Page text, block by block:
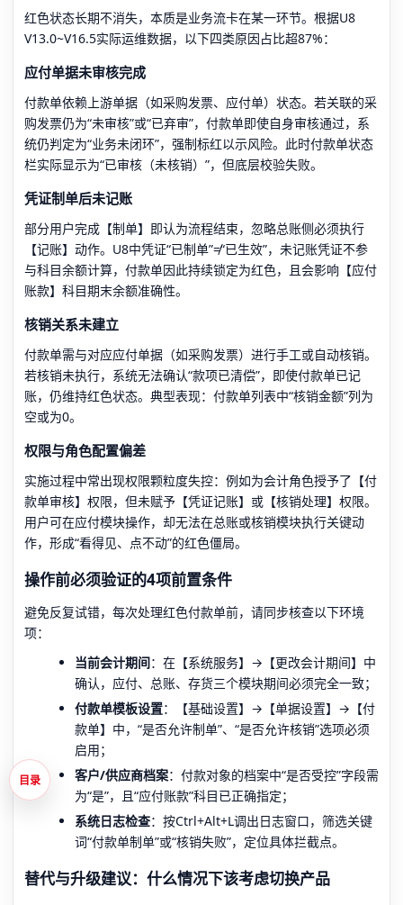
红色状态长期不消失，本质是业务流卡在某一环节。根据U8
V13.0~V16.5实际运维数据，以下四类原因占比超87%：
应付单据未审核完成
付款单依赖上游单据（如采购发票、应付单）状态。若关联的采
购发票仍为“未审核”或“已弃审”，付款单即使自身审核通过，系
统仍判定为“业务未闭环”，强制标红以示风险。此时付款单状态
栏实际显示为“已审核（未核销）”，但底层校验失败。
凭证制单后未记账
部分用户完成【制单】即认为流程结束，忽略总账侧必须执行
【记账】动作。U8中凭证“已制单”≠“已生效”，未记账凭证不参
与科目余额计算，付款单因此持续锁定为红色，且会影响【应付
账款】科目期末余额准确性。
核销关系未建立
付款单需与对应应付单据（如采购发票）进行手工或自动核销。
若核销未执行，系统无法确认“款项已清偿”，即使付款单已记
账，仍维持红色状态。典型表现：付款单列表中“核销金额”列为
空或为0。
权限与角色配置偏差
实施过程中常出现权限颗粒度失控：例如为会计角色授予了【付
款单审核】权限，但未赋予【凭证记账】或【核销处理】权限。
用户可在应付模块操作，却无法在总账或核销模块执行关键动
作，形成“看得见、点不动”的红色僵局。
操作前必须验证的4项前置条件
避免反复试错，每次处理红色付款单前，请同步核查以下环境
项：
当前会计期间：在【系统服务】→【更改会计期间】中
确认，应付、总账、存货三个模块期间必须完全一致；
付款单模板设置：【基础设置】→【单据设置】→【付
款单】中，“是否允许制单”、“是否允许核销”选项必须
启用；
客户/供应商档案：付款对象的档案中“是否受控”字段需
为“是”，且“应付账款”科目已正确指定；
系统日志检查：按Ctrl+Alt+L调出日志窗口，筛选关键
词“付款单制单”或“核销失败”，定位具体拦截点。
替代与升级建议：什么情况下该考虑切换产品
目录